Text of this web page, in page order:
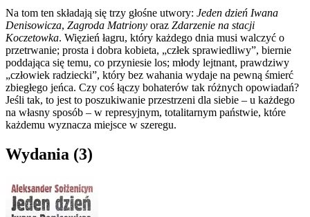
Na tom ten składają się trzy głośne utwory: Jeden dzień Iwana
Denisowicza, Zagroda Matriony oraz Zdarzenie na stacji
Koczetowka. Więzień łagru, który każdego dnia musi walczyć o
przetrwanie; prosta i dobra kobieta, „człek sprawiedliwy”, biernie
poddająca się temu, co przyniesie los; młody lejtnant, prawdziwy
„człowiek radziecki”, który bez wahania wydaje na pewną śmierć
zbiegłego jeńca. Czy coś łączy bohaterów tak różnych opowiadań?
Jeśli tak, to jest to poszukiwanie przestrzeni dla siebie – u każdego
na własny sposób – w represyjnym, totalitarnym państwie, które
każdemu wyznacza miejsce w szeregu.
Wydania (3)